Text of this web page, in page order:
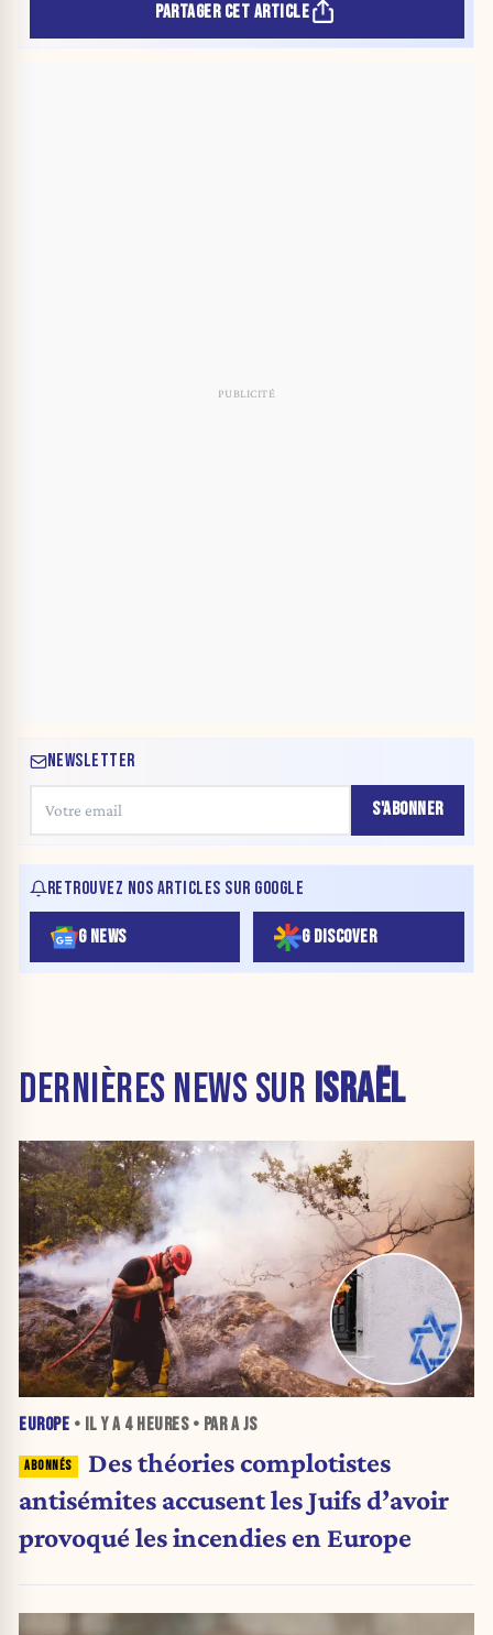
PARTAGER CET ARTICLE
NEWSLETTER
S'ABONNER
RETROUVEZ NOS ARTICLES SUR GOOGLE
G NEWS G DISCOVER
DERNIÈRES NEWS SUR ISRAËL
EUROPE • IL Y A 4 HEURES• PAR A JS
Des théories complotistes
antisémites accusent les Juifs d’avoir
provoqué les incendies en Europe